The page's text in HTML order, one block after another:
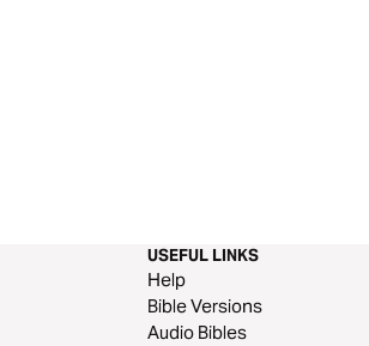
USEFUL LINKS
Help
Bible Versions
Audio Bibles